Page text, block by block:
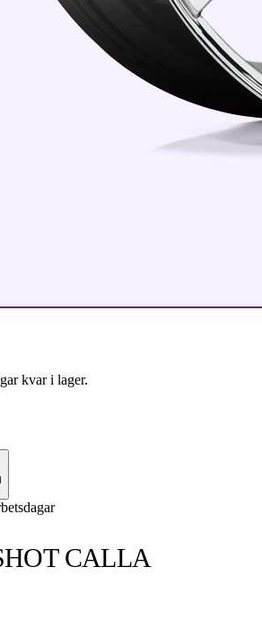
kvar i lager.
CALLA